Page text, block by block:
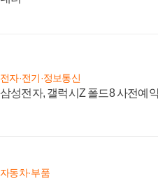
전자·전기·정보통신
삼성전자, 갤럭시Z 폴드8 사전예
자동차·부품